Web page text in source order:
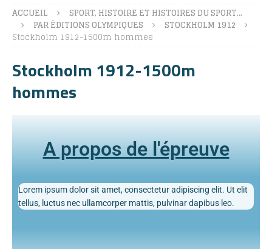
ACCUEIL
SPORT, HISTOIRE ET HISTOIRES DU SPORT…
PAR ÉDITIONS OLYMPIQUES
STOCKHOLM 1912
Stockholm 1912-1500m hommes
Stockholm 1912-1500m
hommes
A propos de l'épreuve
Lorem ipsum dolor sit amet, consectetur adipiscing elit. Ut elit
tellus, luctus nec ullamcorper mattis, pulvinar dapibus leo.